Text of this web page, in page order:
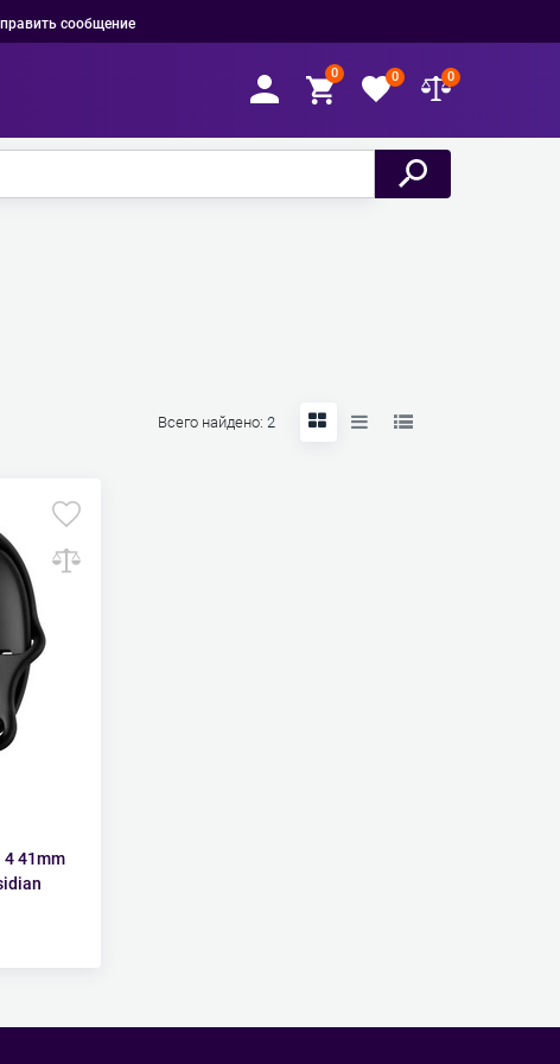
сообщение
0 0 0
Всего найдено: 2
41mm